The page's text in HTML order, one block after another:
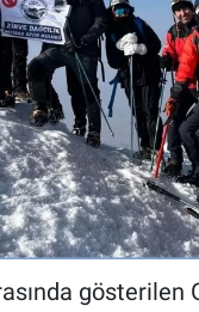
gösterilen